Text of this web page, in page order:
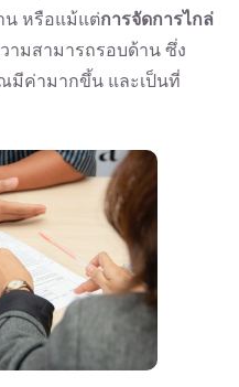
น หรือแม้แต่การจัดการไกล่
มสามารถรอบด้าน ซึ่ง
มีค่ามากขึ้น และเป็นที่